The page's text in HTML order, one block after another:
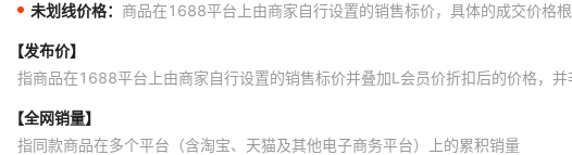
未划线价格： 商品在1688平台上由商家自行设置的销售标价，具体的成交价格
【发布价】
指商品在1688平台上由商家自行设置的销售标价并叠加L会员价折扣后的价格，并
【全网销量】
指同款商品在多个平台（含淘宝、天猫及其他电子商务平台）上的累积销量